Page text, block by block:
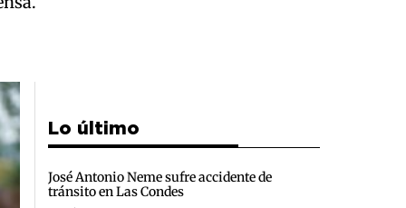
Lo último
José Antonio Neme sufre accidente de
tránsito en Las Condes